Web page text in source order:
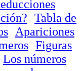
Tabla de
Apariciones
Figuras
Los números